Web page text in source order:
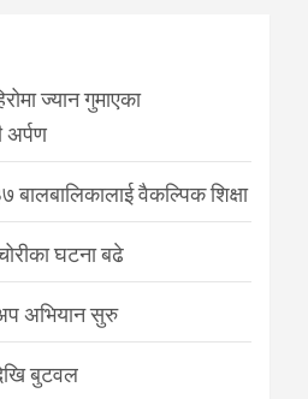
ज्यान गुमाएका
अर्पण
बालबालिकालाई वैकल्पिक शिक्षा
घटना बढे
अभियान सुरु
बुटवल